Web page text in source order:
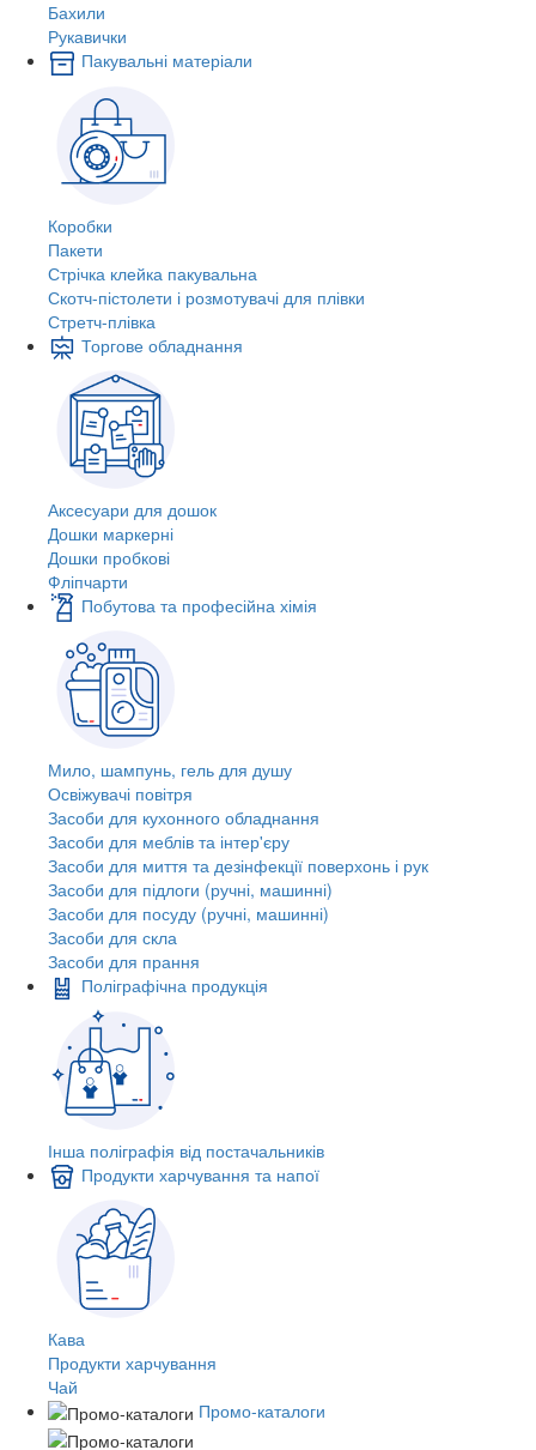
Бахили
Рукавички
Пакувальні матеріали
Коробки
Пакети
Стрічка клейка пакувальна
Скотч-пістолети і розмотувачі для плівки
Стретч-плівка
Торгове обладнання
Аксесуари для дошок
Дошки маркерні
Дошки пробкові
Фліпчарти
Побутова та професійна хімія
Мило, шампунь, гель для душу
Освіжувачі повітря
Засоби для кухонного обладнання
Засоби для меблів та інтер'єру
Засоби для миття та дезінфекції поверхонь і рук
Засоби для підлоги (ручні, машинні)
Засоби для посуду (ручні, машинні)
Засоби для скла
Засоби для прання
Поліграфічна продукція
Інша поліграфія від постачальників
Продукти харчування та напої
Кава
Продукти харчування
Чай
Промо-каталоги